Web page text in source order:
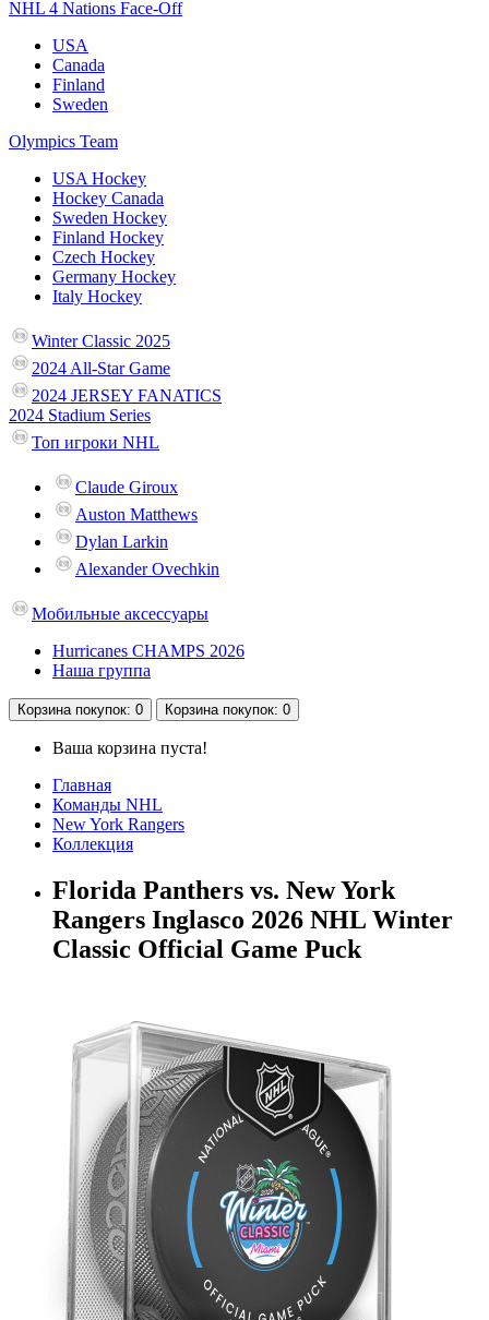
NHL 4 Nations Face-Off
USA
Canada
Finland
Sweden
Olympics Team
USA Hockey
Hockey Canada
Sweden Hockey
Finland Hockey
Czech Hockey
Germany Hockey
Italy Hockey
Winter Classic 2025
2024 All-Star Game
2024 JERSEY FANATICS
2024 Stadium Series
Топ игроки NHL
Claude Giroux
Auston Matthews
Dylan Larkin
Alexander Ovechkin
Мобильные аксессуары
Hurricanes CHAMPS 2026
Наша группа
Корзина покупок: 0 Корзина покупок: 0
Ваша корзина пуста!
Главная
Команды NHL
New York Rangers
Коллекция
Florida Panthers vs. New York
Rangers Inglasco 2026 NHL Winter
Classic Official Game Puck